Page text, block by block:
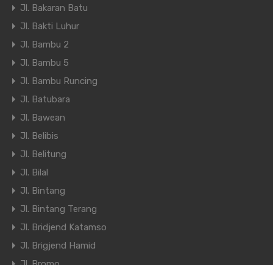
Jl. Bakaran Batu
Jl. Bakti Luhur
Jl. Bambu 2
Jl. Bambu 5
Jl. Bambu Runcing
Jl. Batubara
Jl. Bawean
Jl. Belibis
Jl. Belitung
Jl. Bilal
Jl. Bintang
Jl. Bintang Terang
Jl. Bridjend Katamso
Jl. Brigjend Hamid